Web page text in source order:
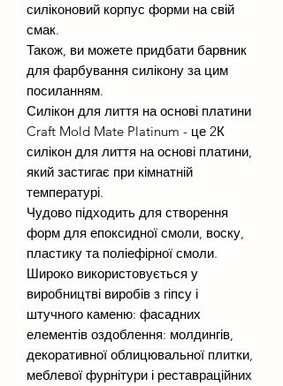
силіконовий корпус форми на свій
смак.
Також, ви можете придбати барвник
для фарбування силікону за цим
посиланням.
Силікон для лиття на основі платини
Craft Mold Mate Platinum - це 2К
силікон для лиття на основі платини,
який застигає при кімнатній
температурі.
Чудово підходить для створення
форм для епоксидної смоли, воску,
пластику та поліефірної смоли.
Широко використовується у
виробництві виробів з гіпсу і
штучного каменю: фасадних
елементів оздоблення: молдингів,
декоративної облицювальної плитки,
меблевої фурнітури і реставраційних